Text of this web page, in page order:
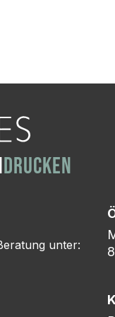
Hasselroth
Wir ändern das
DRUCKEN
unter: